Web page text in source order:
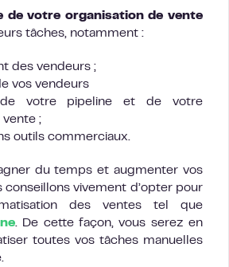
de votre organisation de vente
tâches, notamment :
des vendeurs ;
vos vendeurs
de votre pipeline et de votre
vente ;
outils commerciaux.
du temps et augmenter vos
conseillons vivement d’opter pour
des ventes tel que
. De cette façon, vous serez en
toutes vos tâches manuelles